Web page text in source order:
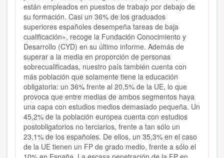
están empleados en puestos de trabajo por debajo de
su formación. Casi un 36% de los graduados
superiores españoles desempeña tareas de baja
cualificación», recoge la Fundación Conocimiento y
Desarrollo (CYD) en su último informe. Además de
superar a la media en proporción de personas
sobrecualificadas, nuestro país también cuenta con
más población que solamente tiene la educación
obligatoria: un 36% frente al 20,5% de la UE, lo que
provoca que entre medias de ambos segmentos haya
una capa con estudios medios demasiado pequeña. Un
45,2% de la población europea cuenta con estudios
postobligatorios no terciarios, frente a tan sólo un
23,1% de los españoles. De ellos, un 35,3% en el caso
de la UE tienen un FP de grado medio, frente a sólo el